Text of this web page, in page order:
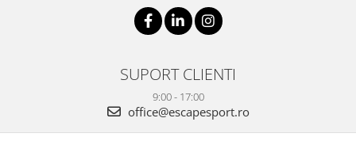
SUPORT CLIENTI
9:00 - 17:00
office@escapesport.ro